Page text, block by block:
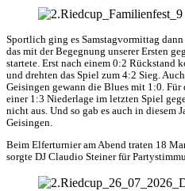
Sportlich ging es Samstagvormittag
das mit der Begegnung unserer Ersten
startete. Erst nach einem 0:2 Rückstand
und drehten das Spiel zum 4:2 Sieg.
Geisingen gewann die Blues mit 1:0.
einer 1:3 Niederlage im letzten Spiel
nicht aus. Und so gab es auch in diesem
Geisingen.
Beim Elferturnier am Abend traten 18
sorgte DJ Claudio Steiner für